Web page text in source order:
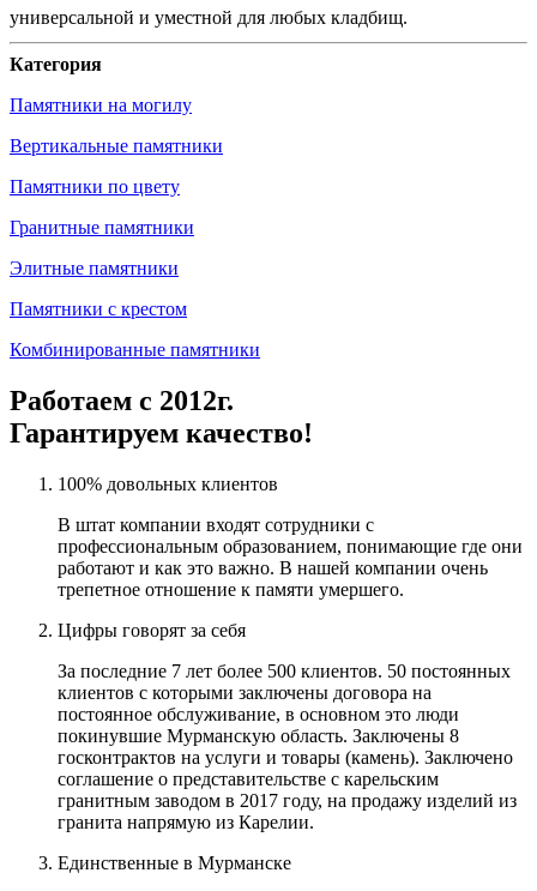
универсальной и уместной для любых кладбищ.
Категория
Памятники на могилу
Вертикальные памятники
Памятники по цвету
Гранитные памятники
Элитные памятники
Памятники с крестом
Комбинированные памятники
Работаем с 2012г.
Гарантируем качество!
100% довольных клиентов
В штат компании входят сотрудники с
профессиональным образованием, понимающие где они
работают и как это важно. В нашей компании очень
трепетное отношение к памяти умершего.
Цифры говорят за себя
За последние 7 лет более 500 клиентов. 50 постоянных
клиентов с которыми заключены договора на
постоянное обслуживание, в основном это люди
покинувшие Мурманскую область. Заключены 8
госконтрактов на услуги и товары (камень). Заключено
соглашение о представительстве с карельским
гранитным заводом в 2017 году, на продажу изделий из
гранита напрямую из Карелии.
Единственные в Мурманске